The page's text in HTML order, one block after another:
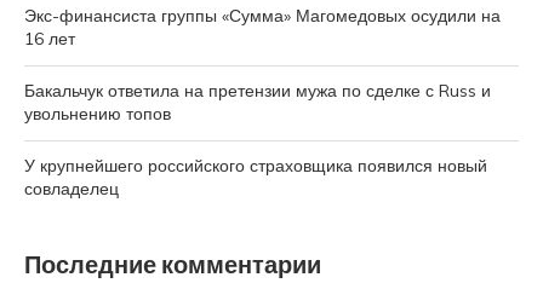
Экс-финансиста группы «Сумма» Магомедовых осудили на
16 лет
Бакальчук ответила на претензии мужа по сделке с Russ и
увольнению топов
У крупнейшего российского страховщика появился новый
совладелец
Последние комментарии